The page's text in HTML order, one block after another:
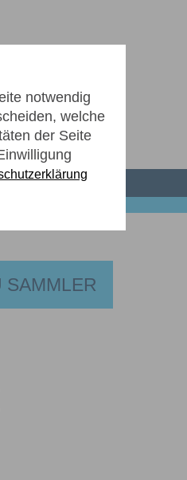
notwendig
welche
der Seite
SAMMLER